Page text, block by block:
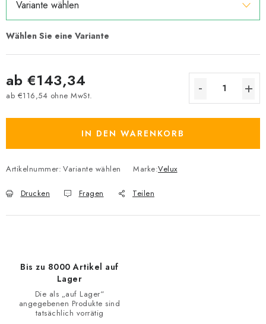
ab €143,34
ab €116,54 ohne MwSt.
IN DEN WARENKORB
Artikelnummer: Variante wählen Marke:Velux
Drucken Fragen Teilen
Bis zu 8000 Artikel auf
Lager
Die als „auf Lager“
angegebenen Produkte sind
tatsächlich vorrätig